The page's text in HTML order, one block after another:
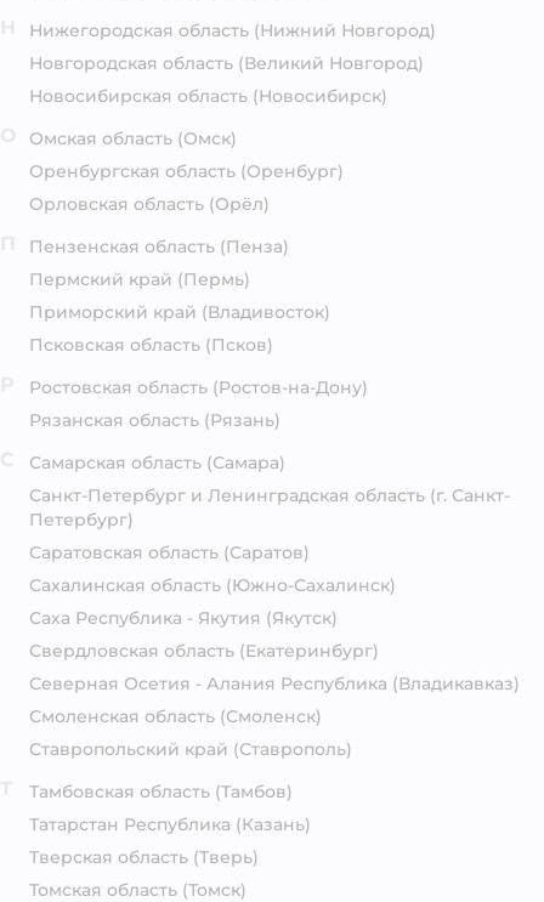
Нижегородская область (Нижний Новгород)
Новгородская область (Великий Новгород)
Новосибирская область (Новосибирск)
Омская область (Омск)
Оренбургская область (Оренбург)
Орловская область (Орёл)
Пензенская область (Пенза)
Пермский край (Пермь)
Приморский край (Владивосток)
Псковская область (Псков)
Ростовская область (Ростов-на-Дону)
Рязанская область (Рязань)
Самарская область (Самара)
Санкт-Петербург и Ленинградская область (г. Санкт-
Петербург)
Саратовская область (Саратов)
Сахалинская область (Южно-Сахалинск)
Саха Республика - Якутия (Якутск)
Свердловская область (Екатеринбург)
Северная Осетия - Алания Республика (Владикавказ)
Смоленская область (Смоленск)
Ставропольский край (Ставрополь)
Тамбовская область (Тамбов)
Татарстан Республика (Казань)
Тверская область (Тверь)
Томская область (Томск)